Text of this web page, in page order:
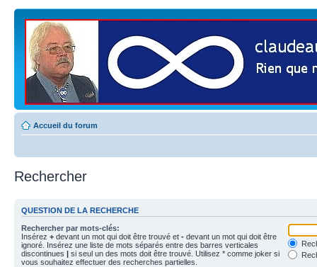
Accueil du forum
Rechercher
QUESTION DE LA RECHERCHE
Rechercher par mots-clés:
Insérez + devant un mot qui doit être trouvé et - devant un mot qui doit être
ignoré. Insérez une liste de mots séparés entre des barres verticales
discontinues | si seul un des mots doit être trouvé. Utilisez * comme joker si
vous souhaitez effectuer des recherches partielles.